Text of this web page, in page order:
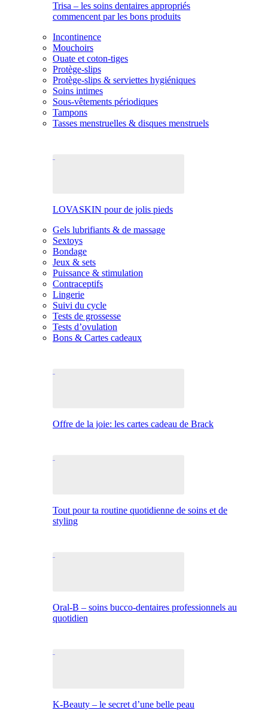
Trisa – les soins dentaires appropriés
commencent par les bons produits
Incontinence
Mouchoirs
Ouate et coton-tiges
Protège-slips
Protège-slips & serviettes hygiéniques
Soins intimes
Sous-vêtements périodiques
Tampons
Tasses menstruelles & disques menstruels
LOVASKIN pour de jolis pieds
Gels lubrifiants & de massage
Sextoys
Bondage
Jeux & sets
Puissance & stimulation
Contraceptifs
Lingerie
Suivi du cycle
Tests de grossesse
Tests d’ovulation
Bons & Cartes cadeaux
Offre de la joie: les cartes cadeau de Brack
Tout pour ta routine quotidienne de soins et de
styling
Oral-B – soins bucco-dentaires professionnels au
quotidien
K-Beauty – le secret d’une belle peau